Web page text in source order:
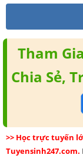
Tham
Chia Sẻ,
>> Học trực tuyến
Tuyensinh247.com.